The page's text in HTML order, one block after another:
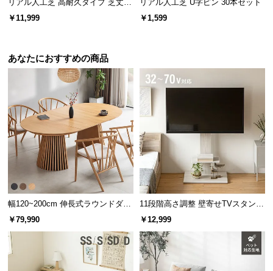
細い葉は繊細で柔らかな感触を生み、きめ細かく美
しい芝目を作ります。
太い
作り物感が強く粗い質感 繊細な見た目と柔らかい質感
芯のない葉は天然芝に近い柔らかさ
中央に芯のない葉はしなやかで柔らかい触り心地。
密集させることでへたりにくさを両立しました。
リアル人工芝 高耐久タイプ 芝丈35
mm 2×5m（自然な見た目を追求・
￥11,999
リアル人工芝 U字ピン 30本セット
￥1,599
あなたにおすすめの商品
幅120~200cm 伸長式ラウンドダイ
ニングテーブル 6人掛け 天然木突
板 美しい格子デザイン
￥79,990
11段階高さ調整 壁寄せTVスタンド
キャスター付き 上下左右角度調節
￥12,999